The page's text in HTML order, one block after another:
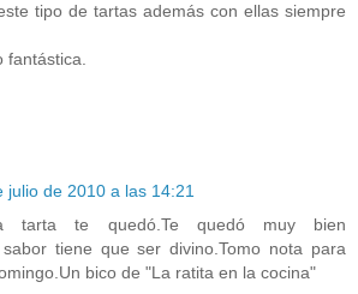
tipo de tartas además con ellas siempre
fantástica.
julio de 2010 a las 14:21
tarta te quedó.Te quedó muy bien
sabor tiene que ser divino.Tomo nota para
bico de "La ratita en la cocina"